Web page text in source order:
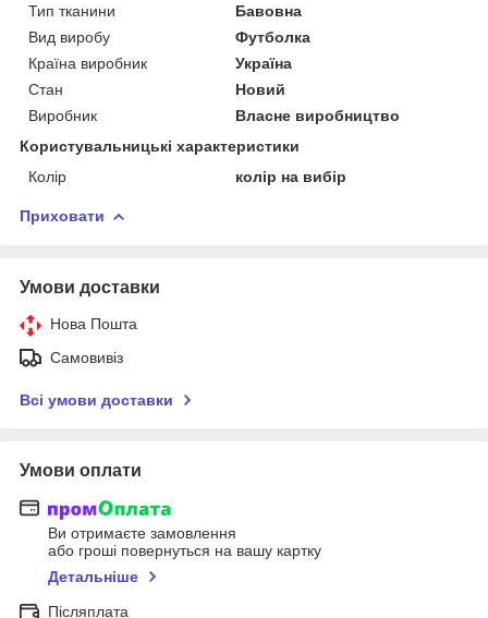
Тип тканини
Бавовна
Вид виробу
Футболка
Країна виробник
Україна
Стан
Новий
Виробник
Власне виробництво
Користувальницькі характеристики
Колір
колір на вибір
Приховати
Умови доставки
Нова Пошта
Самовивіз
Всі умови доставки
Умови оплати
Ви отримаєте замовлення
або гроші повернуться на вашу картку
Детальніше
Післяплата